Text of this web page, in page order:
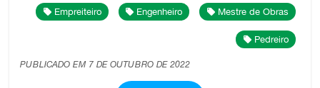
Empreiteiro Engenheiro Mestre de Obras
Pedreiro
PUBLICADO EM 7 DE OUTUBRO DE 2022